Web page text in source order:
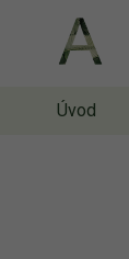
Úvod